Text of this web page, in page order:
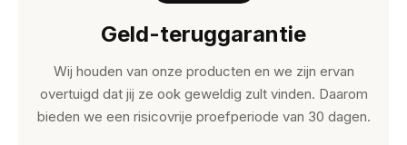
Geld-teruggarantie
Wij houden van onze producten en we zijn ervan
overtuigd dat jij ze ook geweldig zult vinden. Daarom
bieden we een risicovrije proefperiode van 30 dagen.